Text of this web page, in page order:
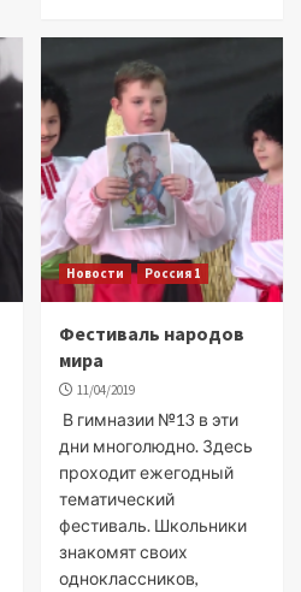
Новости Россия 1
Фестиваль народов
мира
11/04/2019
В гимназии №13 в эти
дни многолюдно. Здесь
проходит ежегодный
тематический
фестиваль. Школьники
знакомят своих
одноклассников,